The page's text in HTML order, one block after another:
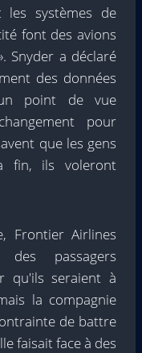
les systèmes de
font des avions
Snyder a déclaré
des données
point de vue
pour
que les gens
fin, ils voleront
Frontier Airlines
passagers
qu'ils seraient à
la compagnie
de battre
faisait face à des